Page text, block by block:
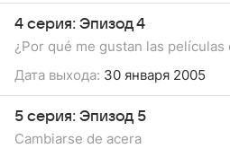
4 серия: Эпизод 4
¿Por qué me gustan las películas
Дата выхода: 30 января 2005
5 серия: Эпизод 5
Cambiarse de acera